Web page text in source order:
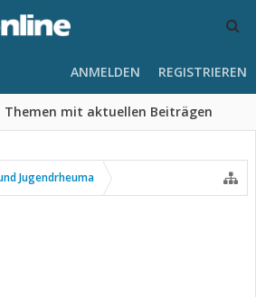
Themen mit aktuellen Beiträgen
ANMELDEN REGISTRIEREN
Jugendrheuma